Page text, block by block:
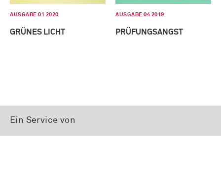
AUSGABE 01 2020
GRÜNES LICHT
AUSGABE 04 2019
PRÜFUNGSANGST
Ein Service von